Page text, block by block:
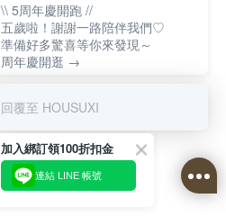
\\ 5周年慶開跑 //
五歲啦！謝謝一路陪伴我們♡
準備好多驚喜等你來發現～
周年慶開逛 →
回覆至 HOUSUXI
加入綁訂領100折扣金
連結 LINE 帳號